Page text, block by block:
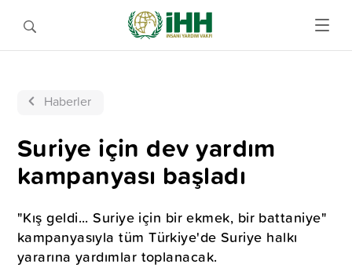
Haberler
Suriye için dev yardım
kampanyası başladı
"Kış geldi... Suriye için bir ekmek, bir battaniye"
kampanyasıyla tüm Türkiye'de Suriye halkı
yararına yardımlar toplanacak.